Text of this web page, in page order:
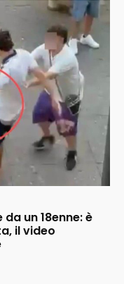
un 18enne: è
il video